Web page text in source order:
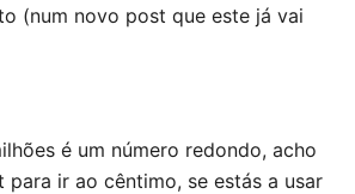
(num novo post que este já vai
é um número redondo, acho
para ir ao cêntimo, se estás a usar